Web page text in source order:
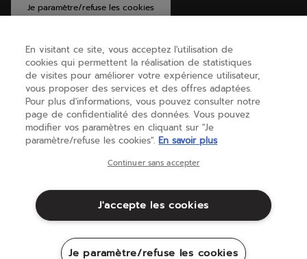
Je paramètre/refuse les cookies
AIDE
A PROPOS
(français)
Mentions Légales
Cookies
En visitant ce site, vous acceptez l'utilisation de
cookies qui permettent la réalisation de statistiques
de visites pour améliorer votre expérience utilisateur,
vous proposer des services et des offres adaptées.
Pour plus d'informations, vous pouvez consulter notre
page de confidentialité des données. Vous pouvez
modifier vos paramètres en cliquant sur "Je
paramètre/refuse les cookies". En savoir plus
Continuer sans accepter
J'accepte les cookies
Je paramètre/refuse les cookies